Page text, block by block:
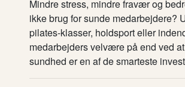
Mindre stress, mindre fravær og
ikke brug for sunde medarbejdere?
pilates-klasser, holdsport eller
medarbejders velvære på end ved
sundhed er en af ​​de smarteste